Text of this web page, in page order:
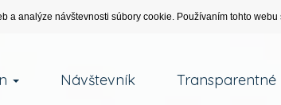
a analýze návštevnosti súbory cookie. Používaním tohto webu
Návštevník Transparentné